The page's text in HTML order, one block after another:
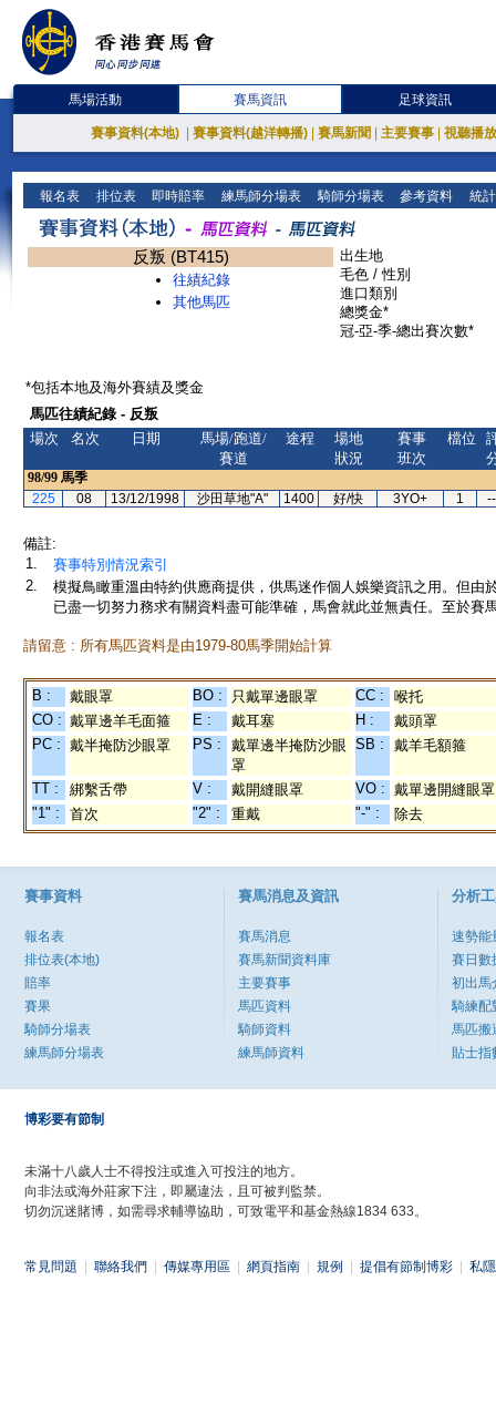
馬場活動 賽馬資訊 足球資訊
賽事資料(本地) 賽事資料(越洋轉播) 賽馬新聞 主要賽事 視聽播
報名表 排位表 即時賠率 練馬師分場表 騎師分場表 參考資料 統
反叛 (BT415)
往績紀錄
其他馬匹
出生地
毛色 / 性別
進口類別
總獎金*
冠-亞-季-總出賽次數*
*包括本地及海外賽績及獎金
馬匹往績紀錄 - 反叛
場次
名次 日期
馬場/跑道/
賽道
途程
場地
狀況
賽事
班次
檔位
98/99 馬季
225
08 13/12/1998 沙田草地"A" 1400 好/快 3YO+ 1 --
備註:
1.
賽事特別情況索引
2.
模擬鳥瞰重溫由特約供應商提供，供馬迷作個人娛樂資訊之用。但
已盡一切努力務求有關資料盡可能準確，馬會就此並無責任。至於賽
請留意 : 所有馬匹資料是由1979-80馬季開始計算
B : 戴眼罩 BO : 只戴單邊眼罩 CC :
喉托
CO : 戴單邊羊毛面箍 E : 戴耳塞 H :
戴頭罩
PC : 戴半掩防沙眼罩 PS :
戴單邊半掩防沙眼
罩
SB : 戴羊毛額箍
TT : 綁繫舌帶 V : 戴開縫眼罩 VO : 戴單邊開縫眼罩
"1" :
首次 "2" : 重戴 "-" : 除去
賽事資料
報名表
排位表(本地)
賠率
賽果
騎師分場表
練馬師分場表
賽馬消息及資訊
賽馬消息
賽馬新聞資料庫
主要賽事
馬匹資料
騎師資料
練馬師資料
分析
速勢能
賽日數
初出馬
騎練配
馬匹搬
貼士指
博彩要有節制
未滿十八歲人士不得投注或進入可投注的地方。
向非法或海外莊家下注，即屬違法，且可被判監禁。
切勿沉迷賭博，如需尋求輔導協助，可致電平和基金熱線1834 633。
常見問題 聯絡我們 傳媒專用區 網頁指南 規例 提倡有節制博彩 私